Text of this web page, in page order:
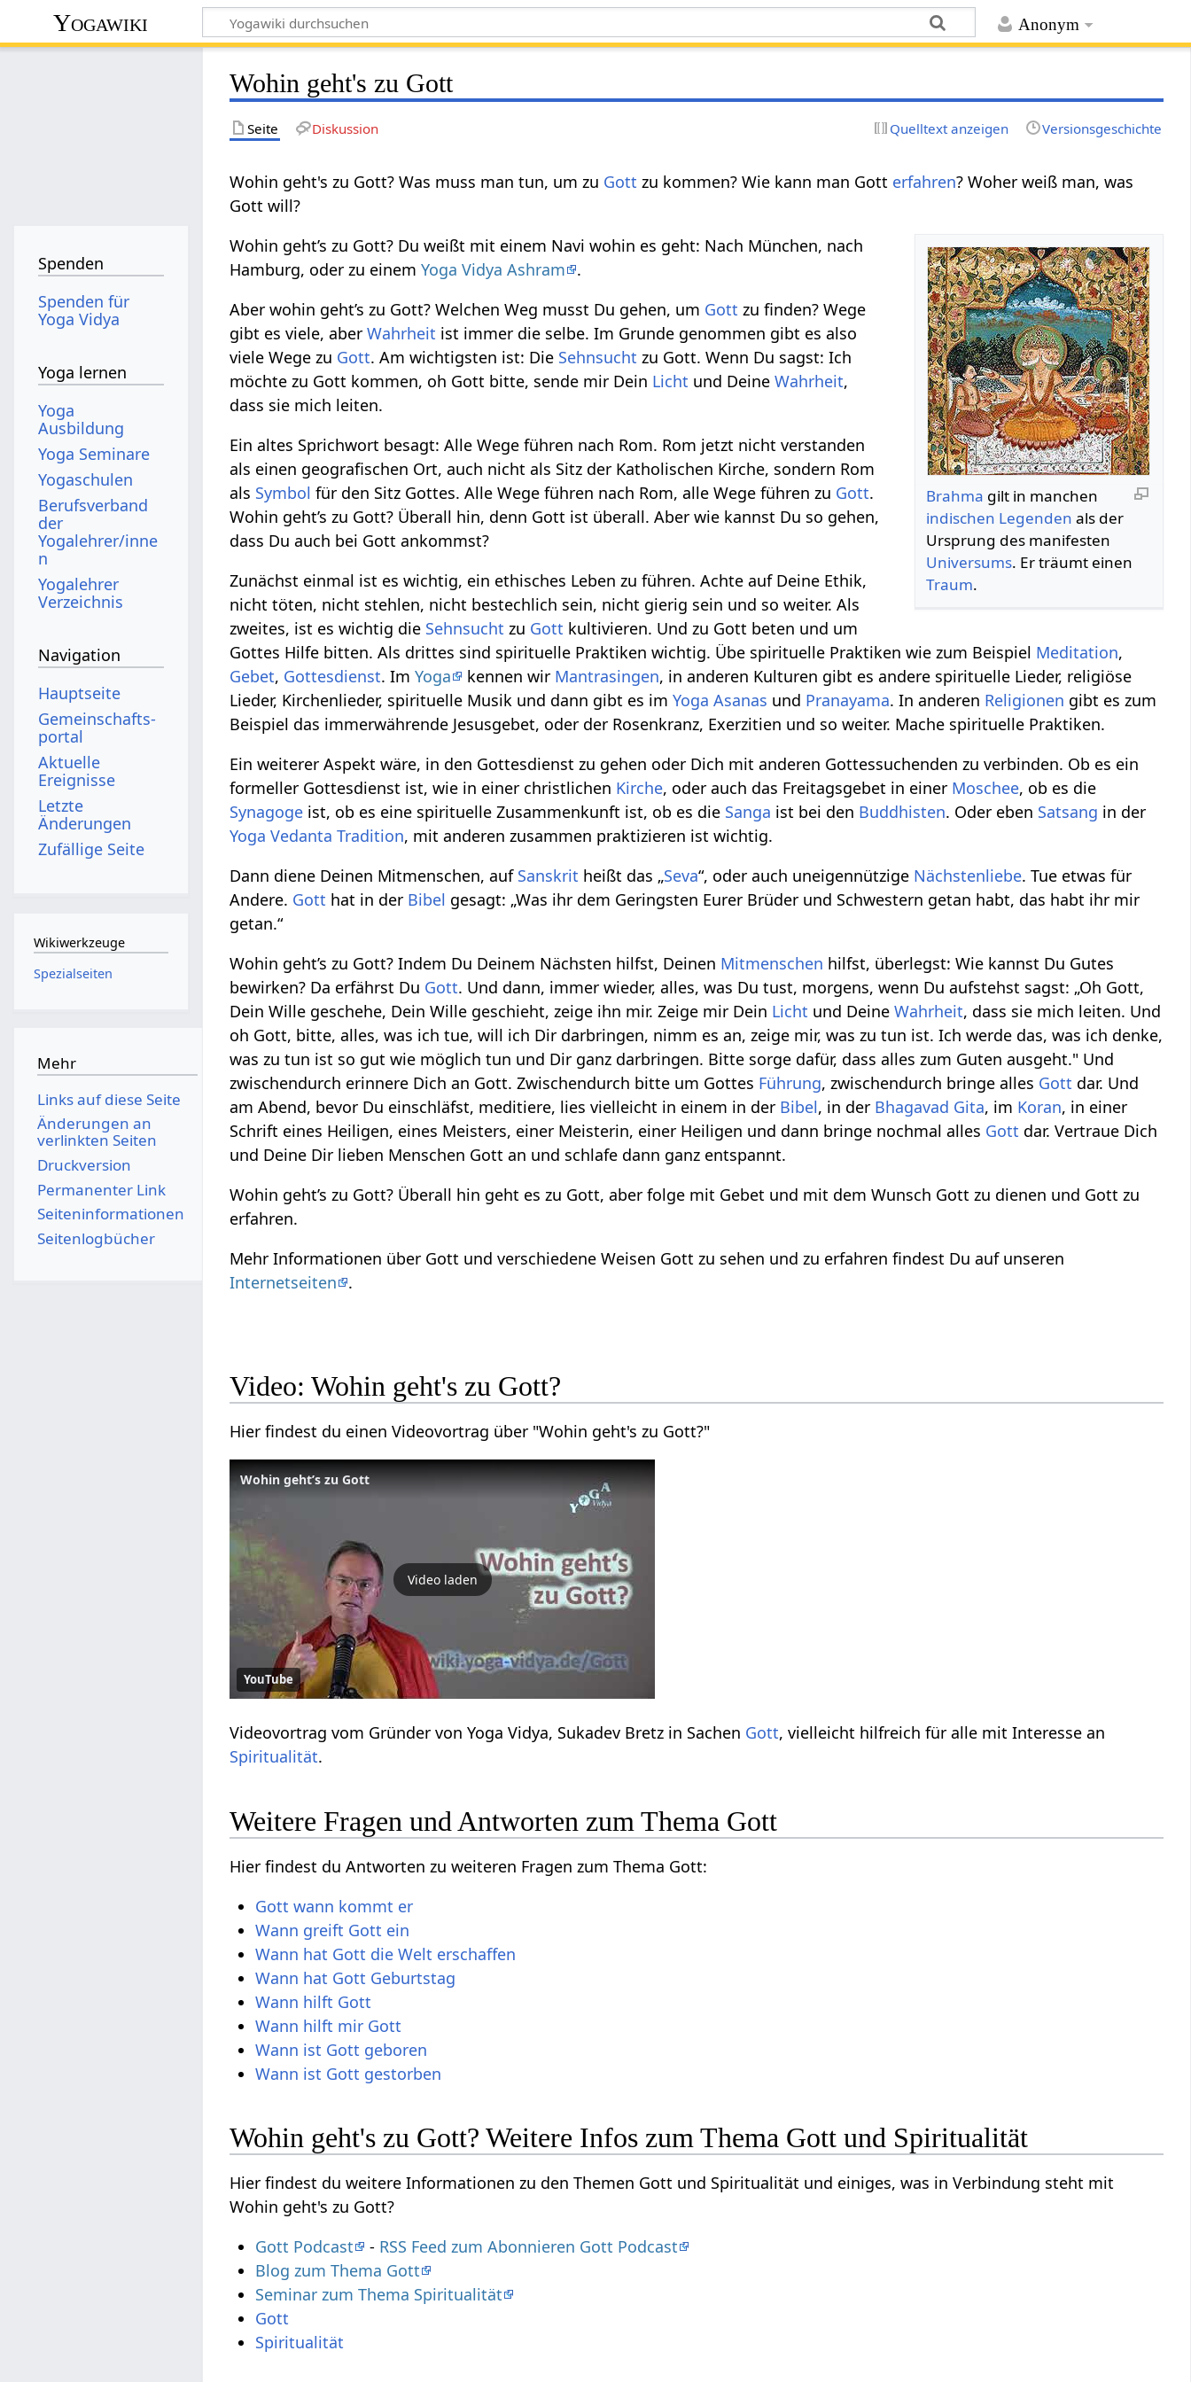
Anonym
Yogawiki
Wohin geht's zu Gott
Seite Diskussion Quelltext anzeigen Versionsgeschichte
Wohin geht's zu Gott? Was muss man tun, um zu Gott zu kommen? Wie kann man Gott erfahren? Woher weiß man, was
Gott will?
Brahma gilt in manchen
indischen Legenden als der
Ursprung des manifesten
Universums. Er träumt einen
Traum.
Wohin geht’s zu Gott? Du weißt mit einem Navi wohin es geht: Nach München, nach
Hamburg, oder zu einemYoga Vidya Ashram
.
Aber wohin geht’s zu Gott? Welchen Weg musst Du gehen, um Gott zu finden? Wege
gibt es viele, aberWahrheit ist immer die selbe. Im Grunde genommen gibt es also
viele Wege zu Gott. Am wichtigsten ist: Die Sehnsucht zu Gott. Wenn Du sagst: Ich
möchte zu Gott kommen, oh Gott bitte, sende mir Dein Licht und DeineWahrheit,
dass sie mich leiten.
Ein altes Sprichwort besagt: Alle Wege führen nach Rom. Rom jetzt nicht verstanden
als einen geografischen Ort, auch nicht als Sitz der Katholischen Kirche, sondern Rom
als Symbol für den Sitz Gottes. Alle Wege führen nach Rom, alle Wege führen zu Gott.
Wohin geht’s zu Gott? Überall hin, denn Gott ist überall. Aber wie kannst Du so gehen,
dass Du auch bei Gott ankommst?
Zunächst einmal ist es wichtig, ein ethisches Leben zu führen. Achte auf Deine Ethik,
nicht töten, nicht stehlen, nicht bestechlich sein, nicht gierig sein und so weiter. Als
zweites, ist es wichtig die Sehnsucht zu Gott kultivieren. Und zu Gott beten und um
Gottes Hilfe bitten. Als drittes sind spirituelle Praktiken wichtig. Übe spirituelle Praktiken wie zum Beispiel Meditation,
Gebet, Gottesdienst. ImYoga kennen wir Mantrasingen, in anderen Kulturen gibt es andere spirituelle Lieder, religiöse
Lieder, Kirchenlieder, spirituelle Musik und dann gibt es imYoga Asanas und Pranayama. In anderen Religionen gibt es zum
Beispiel das immerwährende Jesusgebet, oder der Rosenkranz, Exerzitien und so weiter. Mache spirituelle Praktiken.
Ein weiterer Aspekt wäre, in den Gottesdienst zu gehen oder Dich mit anderen Gottessuchenden zu verbinden. Ob es ein
formeller Gottesdienst ist, wie in einer christlichen Kirche, oder auch das Freitagsgebet in einer Moschee, ob es die
Synagoge ist, ob es eine spirituelle Zusammenkunft ist, ob es die Sanga ist bei den Buddhisten. Oder eben Satsang in der
Yoga Vedanta Tradition, mit anderen zusammen praktizieren ist wichtig.
Dann diene Deinen Mitmenschen, auf Sanskrit heißt das „Seva“, oder auch uneigennützige Nächstenliebe. Tue etwas für
Andere. Gott hat in der Bibel gesagt: „Was ihr dem Geringsten Eurer Brüder und Schwestern getan habt, das habt ihr mir
getan.“
Wohin geht’s zu Gott? Indem Du Deinem Nächsten hilfst, Deinen Mitmenschen hilfst, überlegst: Wie kannst Du Gutes
bewirken? Da erfährst Du Gott. Und dann, immer wieder, alles, was Du tust, morgens, wenn Du aufstehst sagst: „Oh Gott,
Dein Wille geschehe, Dein Wille geschieht, zeige ihn mir. Zeige mir Dein Licht und DeineWahrheit, dass sie mich leiten. Und
oh Gott, bitte, alles, was ich tue, will ich Dir darbringen, nimm es an, zeige mir, was zu tun ist. Ich werde das, was ich denke,
was zu tun ist so gut wie möglich tun und Dir ganz darbringen. Bitte sorge dafür, dass alles zum Guten ausgeht." Und
zwischendurch erinnere Dich an Gott. Zwischendurch bitte um Gottes Führung, zwischendurch bringe alles Gott dar. Und
am Abend, bevor Du einschläfst, meditiere, lies vielleicht in einem in der Bibel, in der Bhagavad Gita, im Koran, in einer
Schrift eines Heiligen, eines Meisters, einer Meisterin, einer Heiligen und dann bringe nochmal alles Gott dar. Vertraue Dich
und Deine Dir lieben Menschen Gott an und schlafe dann ganz entspannt.
Wohin geht’s zu Gott? Überall hin geht es zu Gott, aber folge mit Gebet und mit dem Wunsch Gott zu dienen und Gott zu
erfahren.
Mehr Informationen über Gott und verschiedene Weisen Gott zu sehen und zu erfahren findest Du auf unseren
Internetseiten
.
Video: Wohin geht's zu Gott?
Hier findest du einen Videovortrag über "Wohin geht's zu Gott?"
Wohin geht’s zu Gott
Video laden
YouTube
Videovortrag vom Gründer von Yoga Vidya, Sukadev Bretz in Sachen Gott, vielleicht hilfreich für alle mit Interesse an
Spiritualität.
Weitere Fragen und Antworten zum Thema Gott
Hier findest du Antworten zu weiteren Fragen zum Thema Gott:
Gott wann kommt er
Wann greift Gott ein
Wann hat Gott die Welt erschaffen
Wann hat Gott Geburtstag
Wann hilft Gott
Wann hilft mir Gott
Wann ist Gott geboren
Wann ist Gott gestorben
Wohin geht's zu Gott? Weitere Infos zum Thema Gott und Spiritualität
Hier findest du weitere Informationen zu den Themen Gott und Spiritualität und einiges, was in Verbindung steht mit
Wohin geht's zu Gott?
Gott Podcast
- RSS Feed zum Abonnieren Gott Podcast
Blog zum Thema Gott
Seminar zum Thema Spiritualität
Gott
Spiritualität
Spenden
Spenden für
Yoga Vidya
Yoga lernen
Yoga
Ausbildung
Yoga Seminare
Yogaschulen
Berufsverband
der
Yogalehrer/inne
n
Yogalehrer
Verzeichnis
Navigation
Hauptseite
Gemeinschafts­
portal
Aktuelle
Ereignisse
Letzte
Änderungen
Zufällige Seite
Wikiwerkzeuge
Spezialseiten
Mehr
Links auf diese Seite
Änderungen an
verlinkten Seiten
Druckversion
Permanenter Link
Seiten­­informationen
Seitenlogbücher